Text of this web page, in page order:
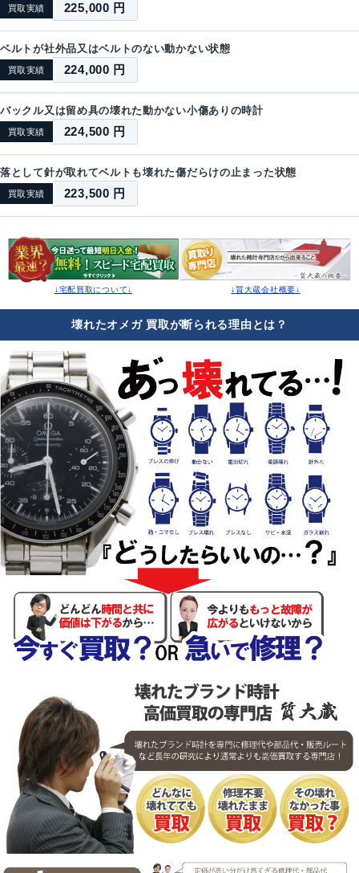
買取実績 225,000 円
ベルトが社外品又はベルトのない動かない状態
買取実績 224,000 円
バックル又は留め具の壊れた動かない小傷ありの時計
買取実績 224,500 円
落として針が取れてベルトも壊れた傷だらけの止まった状態
買取実績 223,500 円
↓宅配買取について↓ ↓質大蔵会社概要↓
壊れたオメガ 買取が断られる理由とは？